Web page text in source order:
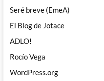
Seré breve (EmeA)
El Blog de Jotace
ADLO!
Rocío Vega
WordPress.org